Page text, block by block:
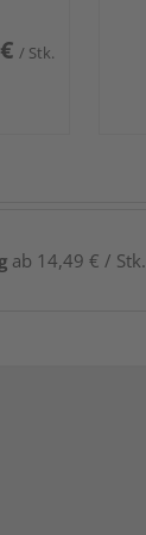
/ Stk.
ab 14,49 € / Stk.